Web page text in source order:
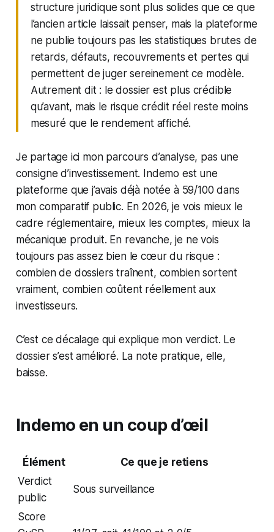
structure juridique sont plus solides que ce que
l’ancien article laissait penser, mais la plateforme
ne publie toujours pas les statistiques brutes de
retards, défauts, recouvrements et pertes qui
permettent de juger sereinement ce modèle.
Autrement dit : le dossier est plus crédible
qu’avant, mais le risque crédit réel reste moins
mesuré que le rendement affiché.
Je partage ici mon parcours d’analyse, pas une
consigne d’investissement. Indemo est une
plateforme que j’avais déjà notée à 59/100 dans
mon comparatif public. En 2026, je vois mieux le
cadre réglementaire, mieux les comptes, mieux la
mécanique produit. En revanche, je ne vois
toujours pas assez bien le cœur du risque :
combien de dossiers traînent, combien sortent
vraiment, combien coûtent réellement aux
investisseurs.
C’est ce décalage qui explique mon verdict. Le
dossier s’est amélioré. La note pratique, elle,
baisse.
Indemo en un coup d’œil
Élément
Ce que je retiens
Verdict
public
Sous surveillance
Score